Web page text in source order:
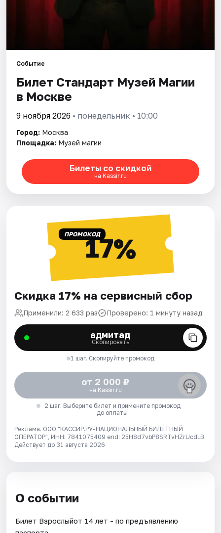
Событие
Билет Стандарт Музей Магии
в Москве
9 ноября 2026 • понедельник • 10:00
Город: Москва
Площадка: Музей магии
Билеты со скидкой
на Kassir.ru
ПРОМОКОД17%
Скидка 17% на сервисный сбор
Применили: 2 633 раз Проверено: 1 минуту назад
адмитад
Скопировать
1 шаг. Скопируйте промокод
от 2 000 ₽
на Kassir.ru
2 шаг. Выберите билет и примените промокод
до оплаты
Реклама. ООО "КАССИР.РУ-НАЦИОНАЛЬНЫЙ БИЛЕТНЫЙ
ОПЕРАТОР", ИНН: 7841075409 erid: 25H8d7vbP8SRTvHZrUcdLB.
Действует до 31 августа 2026
О событии
Билет Взрослыйот 14 лет - по предъявлению